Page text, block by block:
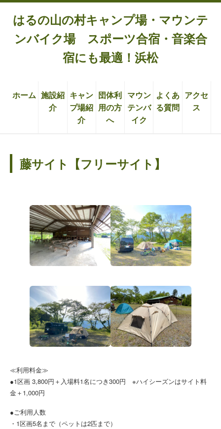
はるの山の村キャンプ場・マウンテ
ンバイク場 スポーツ合宿・音楽合
宿にも最適！浜松
ホーム 施設紹
介
キャン
プ場紹
介
団体利
用の方
へ
マウン
テンバ
イク
よくあ
る質問
アクセ
ス
藤サイト【フリーサイト】
≪利用料金≫
●1区画 3,800円＋入場料1名につき300円 ※ハイシーズンはサイト料
金＋1,000円
●ご利用人数
・1区画5名まで（ペットは2匹まで）